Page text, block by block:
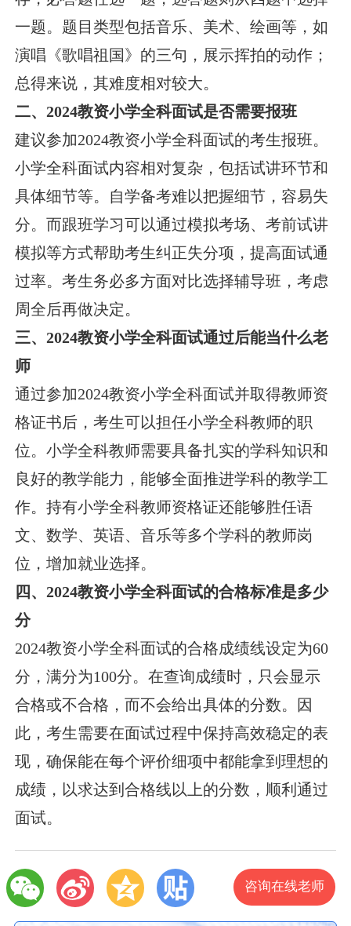
一题。题目类型包括音乐、美术、绘画等，如
演唱《歌唱祖国》的三句，展示挥拍的动作；
总得来说，其难度相对较大。
二、2024教资小学全科面试是否需要报班
建议参加2024教资小学全科面试的考生报班。
小学全科面试内容相对复杂，包括试讲环节和
具体细节等。自学备考难以把握细节，容易失
分。而跟班学习可以通过模拟考场、考前试讲
模拟等方式帮助考生纠正失分项，提高面试通
过率。考生务必多方面对比选择辅导班，考虑
周全后再做决定。
三、2024教资小学全科面试通过后能当什么老
师
通过参加2024教资小学全科面试并取得教师资
格证书后，考生可以担任小学全科教师的职
位。小学全科教师需要具备扎实的学科知识和
良好的教学能力，能够全面推进学科的教学工
作。持有小学全科教师资格证还能够胜任语
文、数学、英语、音乐等多个学科的教师岗
位，增加就业选择。
四、2024教资小学全科面试的合格标准是多少
分
2024教资小学全科面试的合格成绩线设定为60
分，满分为100分。在查询成绩时，只会显示
合格或不合格，而不会给出具体的分数。因
此，考生需要在面试过程中保持高效稳定的表
现，确保能在每个评价细项中都能拿到理想的
成绩，以求达到合格线以上的分数，顺利通过
面试。
咨询在线老师